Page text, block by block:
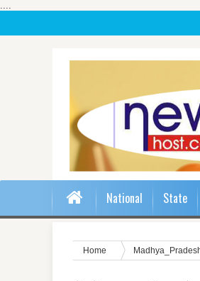
....
National State
Home